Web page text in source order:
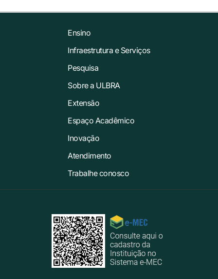
Ensino
Infraestrutura e Serviços
Pesquisa
Sobre a ULBRA
Extensão
Espaço Acadêmico
Inovação
Atendimento
Trabalhe conosco